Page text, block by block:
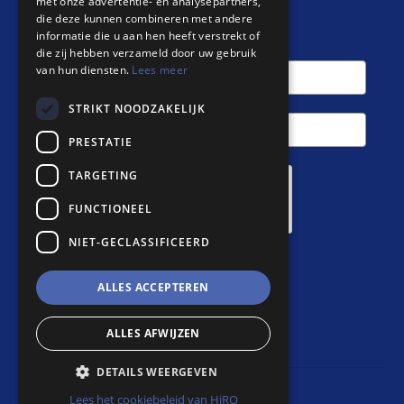
Aanmelden
die deze kunnen combineren met andere
informatie die u aan hen heeft verstrekt of
die zij hebben verzameld door uw gebruik
van hun diensten. Lees meer
STRIKT NOODZAKELIJK
PRESTATIE
TARGETING
FUNCTIONEEL
NIET-GECLASSIFICEERD
ALLES ACCEPTEREN
ALLES AFWIJZEN
DETAILS WEERGEVEN
Lees het cookiebeleid van HiRO